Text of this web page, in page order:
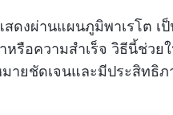
ดงผ่านแผนภูมิพาเรโต เ
รือความสำเร็จ วิธีนี้ช่ว
มายชัดเจนและมีประสิทธิ